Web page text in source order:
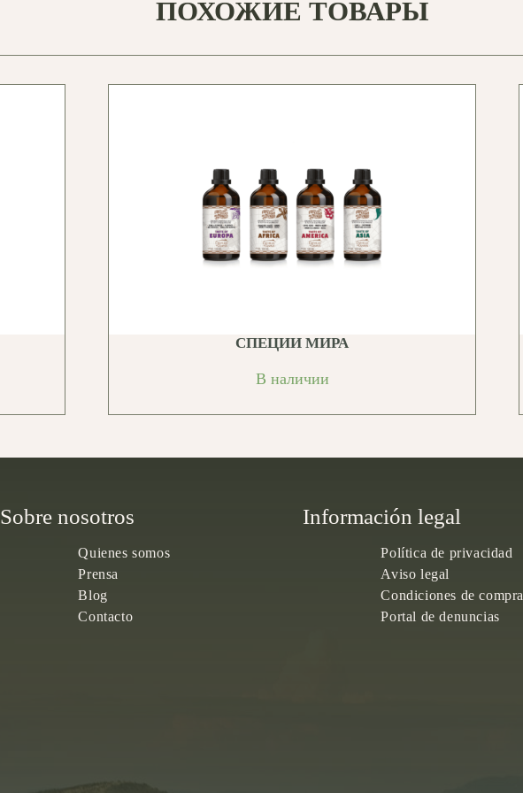
ПОХОЖИЕ ТОВАРЫ
СПЕЦИИ МИРА
В наличии
Sobre nosotros
Quienes somos
Prensa
Blog
Contacto
Información legal
Política de privacidad
Aviso legal
Condiciones de compra
Portal de denuncias